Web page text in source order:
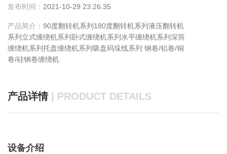
发布时间： 2021-10-29 23:26:35
产品简介： 90度翻转机系列180度翻转机系列液压翻转机
系列立式缠绕机系列卧式缠绕机系列水平缠绕机系列深筒
缠绕机系列托盘缠绕机系列吸盘码垛线系列 钢卷/铝卷/铜
卷/硅钢卷缠绕机
产品详情| PRODUCT DETAILS
设备介绍